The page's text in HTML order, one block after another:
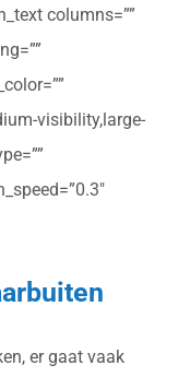
columns=””
visibility,large-
er gaat vaak